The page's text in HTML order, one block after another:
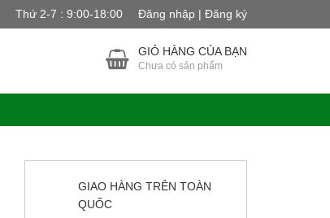
Thứ 2-7 : 9:00-18:00 Đăng nhập | Đăng ký
GIỎ HÀNG CỦA BẠN
Chưa có sản phẩm
GIAO HÀNG TRÊN TOÀN
QUỐC